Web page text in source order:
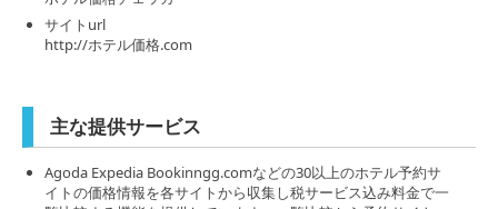
サイトurl
http://ホテル価格.com
主な提供サービス
Agoda Expedia Bookinngg.comなどの30以上のホテル予約サ
イトの価格情報を各サイトから収集し税サービス込み料金で一